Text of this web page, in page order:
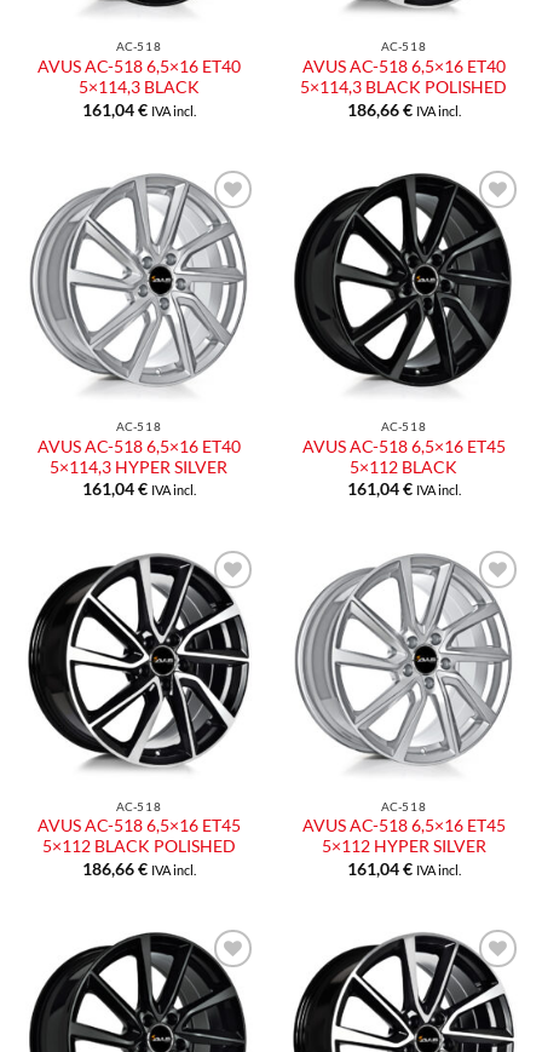
AC-518
AVUS AC-518 6,5×16 ET40
5×114,3 BLACK
161,04€ IVA incl.
AC-518
AVUS AC-518 6,5×16 ET40
5×114,3 BLACK POLISHED
186,66€ IVA incl.
Aggiungi
alla lista
dei
desideri
AC-518
AVUS AC-518 6,5×16 ET40
5×114,3 HYPER SILVER
161,04€ IVA incl.
Aggiungi
alla lista
dei
desideri
AC-518
AVUS AC-518 6,5×16 ET45
5×112 BLACK
161,04€ IVA incl.
Aggiungi
alla lista
dei
desideri
AC-518
AVUS AC-518 6,5×16 ET45
5×112 BLACK POLISHED
186,66€ IVA incl.
Aggiungi
alla lista
dei
desideri
AC-518
AVUS AC-518 6,5×16 ET45
5×112 HYPER SILVER
161,04€ IVA incl.
Aggiungi
alla lista
dei
desideri
Aggiungi
alla lista
dei
desideri